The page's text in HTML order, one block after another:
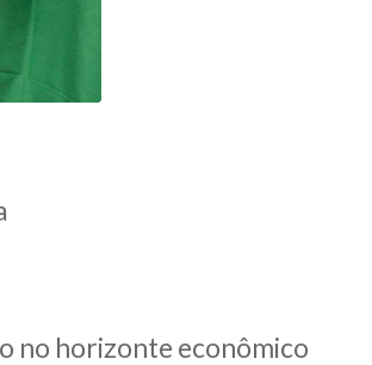
no horizonte econômico